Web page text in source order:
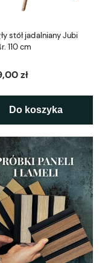
stół jadalniany Jubi
110 cm
zł
Do koszyka